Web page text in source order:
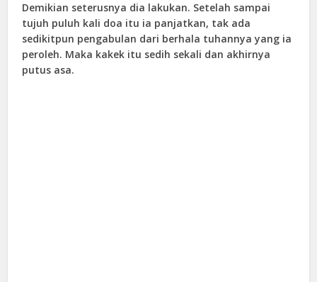
Demikian seterusnya dia lakukan. Setelah sampai
tujuh puluh kali doa itu ia panjatkan, tak ada
sedikitpun pengabulan dari berhala tuhannya yang ia
peroleh. Maka kakek itu sedih sekali dan akhirnya
putus asa.